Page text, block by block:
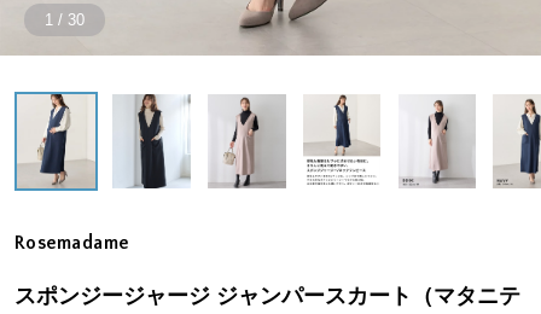
1 / 30
Rosemadame
スポンジージャージ ジャンパースカート（マタニテ